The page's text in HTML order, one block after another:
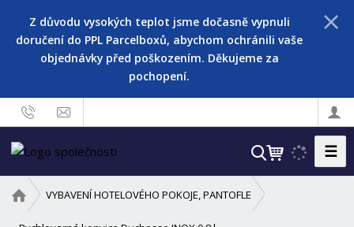
Z důvodu vysokých teplot jsme dočasně vypnuli
doručení do PPL Parcelboxů, abychom ochránili vaše
objednávky před poškozením. Děkujeme za
pochopení.
V
☰
v
VYBAVENÍ HOTELOVÉHO POKOJE, PANTOFLE